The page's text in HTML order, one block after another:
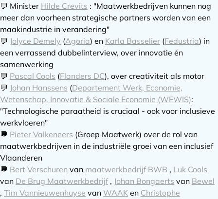
💬 Minister Hilde Crevits : "Maatwerkbedrijven kunnen nog
meer dan voorheen strategische partners worden van een
maakindustrie in verandering"
💬 Jolyce Demely (Agoria) en Karla Basselier (Fedustria) in
een verrassend dubbelinterview, over innovatie én
samenwerking
💬 Pascal Cools (Flanders DC), over creativiteit als motor
💬 Johan Hanssens (Departement Werk, Economie,
Wetenschap, Innovatie & Sociale Economie (WEWIS):
"Technologische paraatheid is cruciaal - ook voor inclusieve
werkvloeren"
💬 Pieter Valkeneers (Groep Maatwerk) over de rol van
maatwerkbedrijven in de industriële groei van een inclusief
Vlaanderen
💬 Bert Verschuren van maatwerkbedrijf BWB , Luk Cools
van De Brug Maatwerkbedrijf, Johan Bongaerts van Bewel
, Tim Vannieuwenhuyse van WAAK en Christophe